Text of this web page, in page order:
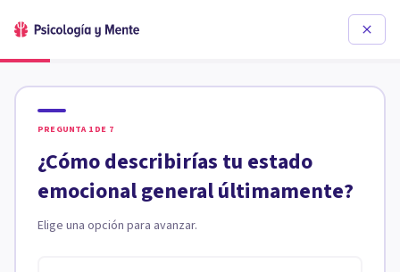
PREGUNTA 1 DE 7
¿Cómo describirías tu estado
emocional general últimamente?
Elige una opción para avanzar.